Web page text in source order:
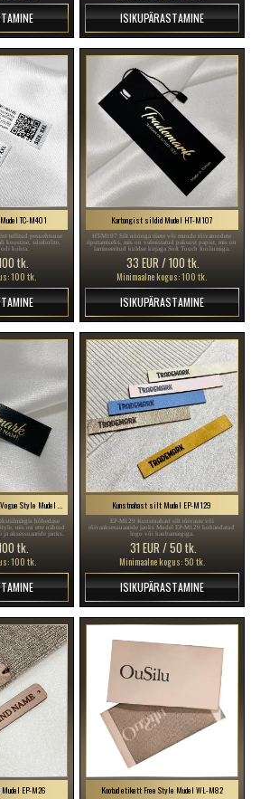
ISIKUPÄRASTAMINE
TC-M401
tellitud pesuehtsuse
koostise, sümbolite,
kohta.
tk.
100 tk.
Kartongist sildid Mudel HT-M107
HT-M107 Silt nööriga riiete või muude rõivatoodete
riputamiseks, mis on valmistatud paksust papist, mis on
lamineeritud kuldse kirjaga Soft Touch fooliumiga.
33 EUR / 100 tk.
Minimaalne kogus: 100 tk.
ISIKUPÄRASTAMINE
Trükitud tekstiilist etikett Vogue Style Mudel TL-M131
hõbedase
mis on ette nähtud
ja aksessuaaride jaoks.
tk.
100 tk.
Kunstnahast silt Mudel EP-M129
EP-M129 Kunstnahast silt rõivaste või
rõivaaksessuaaride jaoks Mudel EP-M129 kohandatud
logo või kaubamärgiga.
31 EUR / 50 tk.
Minimaalne kogus: 50 tk.
ISIKUPÄRASTAMINE
EP-M26 Kootud etikett Free Style Mudel WL-M82